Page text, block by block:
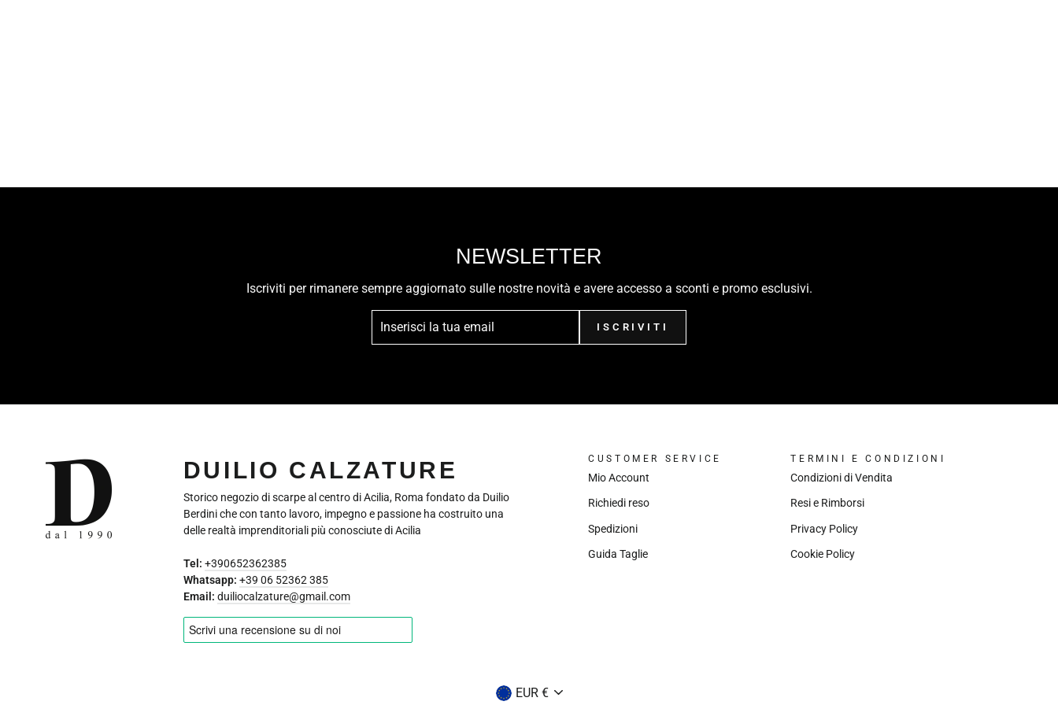
NEWSLETTER
Iscriviti per rimanere sempre aggiornato sulle nostre novità e avere accesso a sconti e promo esclusivi.
ISCRIVITI
DUILIO CALZATURE
Storico negozio di scarpe al centro di Acilia, Roma fondato da Duilio
Berdini che con tanto lavoro, impegno e passione ha costruito una
delle realtà imprenditoriali più conosciute di Acilia
Tel: +390652362385
Whatsapp: +39 06 52362 385
Email: duiliocalzature@gmail.com
CUSTOMER SERVICE
Mio Account
Richiedi reso
Spedizioni
Guida Taglie
TERMINI E CONDIZIONI
Condizioni di Vendita
Resi e Rimborsi
Privacy Policy
Cookie Policy
VALUTA
EUR €